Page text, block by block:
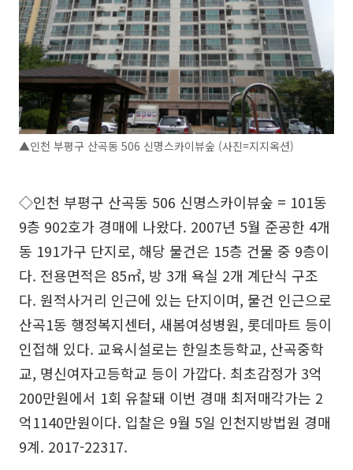
▲인천 부평구 산곡동 506 신명스카이뷰숲 (사진=지지옥션)
◇인천 부평구 산곡동 506 신명스카이뷰숲 = 101동
9층 902호가 경매에 나왔다. 2007년 5월 준공한 4개
동 191가구 단지로, 해당 물건은 15층 건물 중 9층이
다. 전용면적은 85㎡, 방 3개 욕실 2개 계단식 구조
다. 원적사거리 인근에 있는 단지이며, 물건 인근으로
산곡1동 행정복지센터, 새봄여성병원, 롯데마트 등이
인접해 있다. 교육시설로는 한일초등학교, 산곡중학
교, 명신여자고등학교 등이 가깝다. 최초감정가 3억
200만원에서 1회 유찰돼 이번 경매 최저매각가는 2
억1140만원이다. 입찰은 9월 5일 인천지방법원 경매
9계. 2017-22317.